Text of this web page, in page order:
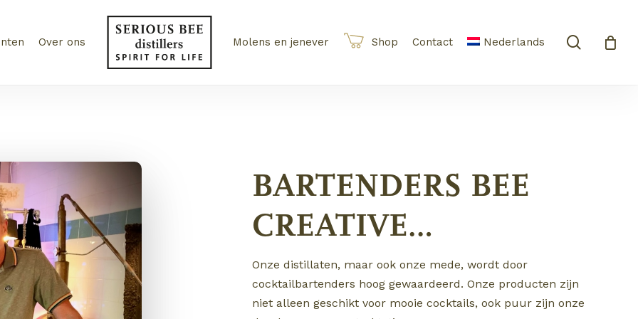
Over ons Molens en jenever Shop Contact Nederlands search
CART Cart
BARTENDERS BEE
CREATIVE…
Onze distillaten, maar ook onze mede, wordt door
cocktailbartenders hoog gewaardeerd. Onze producten zijn
niet alleen geschikt voor mooie cocktails, ook puur zijn onze